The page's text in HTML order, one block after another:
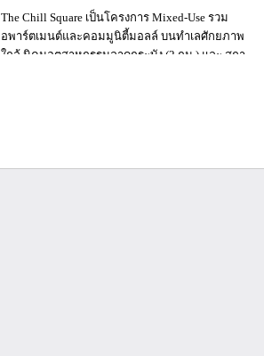
The Chill Square เป็นโครงการ Mixed-Use รวม
อพาร์ตเมนต์และคอมมูนิตี้มอลล์ บนทำเลศักยภาพ
ใกล้ นิคมอุตสาหกรรมลาดกระบัง (2 กม.) และ สถา...